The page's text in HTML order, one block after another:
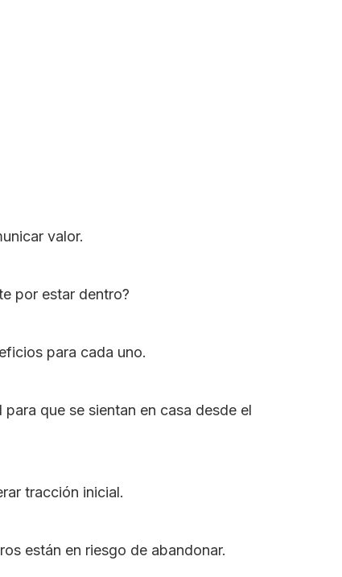
valor.
por estar dentro?
para cada uno.
que se sientan en casa desde el
tracción inicial.
están en riesgo de abandonar.